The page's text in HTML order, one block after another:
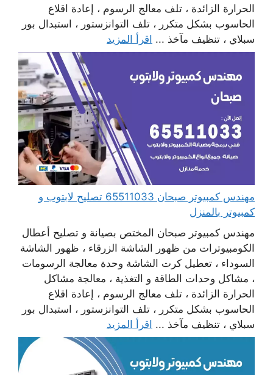
الحرارة الزائدة ، تلف معالج الرسوم ، إعادة اقلاع
الحاسوب بشكل متكرر ، تلف التوانزستور ، استبدال بور
سبلاي ، تنظيف مآخذ ... اقرأ المزيد
مهندس كمبيوتر صبحان 65511033 تصليح لابتوب و
كمبيوتر بالمنزل
مهندس كمبيوتر صبحان المختص بصيانة و تصليح أعطال
الكومبيوترات من ظهور الشاشة الزرقاء ، ظهور الشاشة
السوداء ، تعطيل كرت الشاشة وحدة معالجة الرسومات
، مشاكل وحدات الطاقة و التغذية ، معالجة مشاكل
الحرارة الزائدة ، تلف معالج الرسوم ، إعادة اقلاع
الحاسوب بشكل متكرر ، تلف التوانزستور ، استبدال بور
سبلاي ، تنظيف مآخذ ... اقرأ المزيد